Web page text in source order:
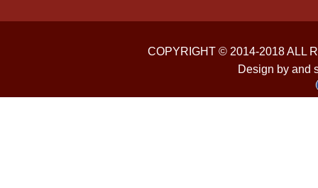
COPYRIGHT © 2014-2018 ALL
Design by and